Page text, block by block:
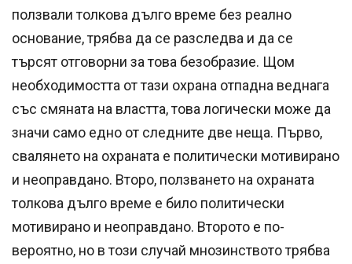
ползвали толкова дълго време без реално
основание, трябва да се разследва и да се
търсят отговорни за това безобразие. Щом
необходимостта от тази охрана отпадна веднага
със смяната на властта, това логически може да
значи само едно от следните две неща. Първо,
свалянето на охраната е политически мотивирано
и неоправдано. Второ, ползването на охраната
толкова дълго време е било политически
мотивирано и неоправдано. Второто е по-
вероятно, но в този случай мнозинството трябва